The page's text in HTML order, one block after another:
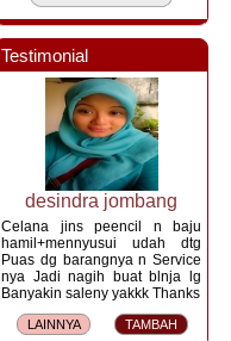
Testimonial
desindra jombang
Celana jins peencil n baju
hamil+mennyusui udah dtg
Puas dg barangnya n Service
nya Jadi nagih buat blnja lg
Banyakin saleny yakkk Thanks
LAINNYA TAMBAH